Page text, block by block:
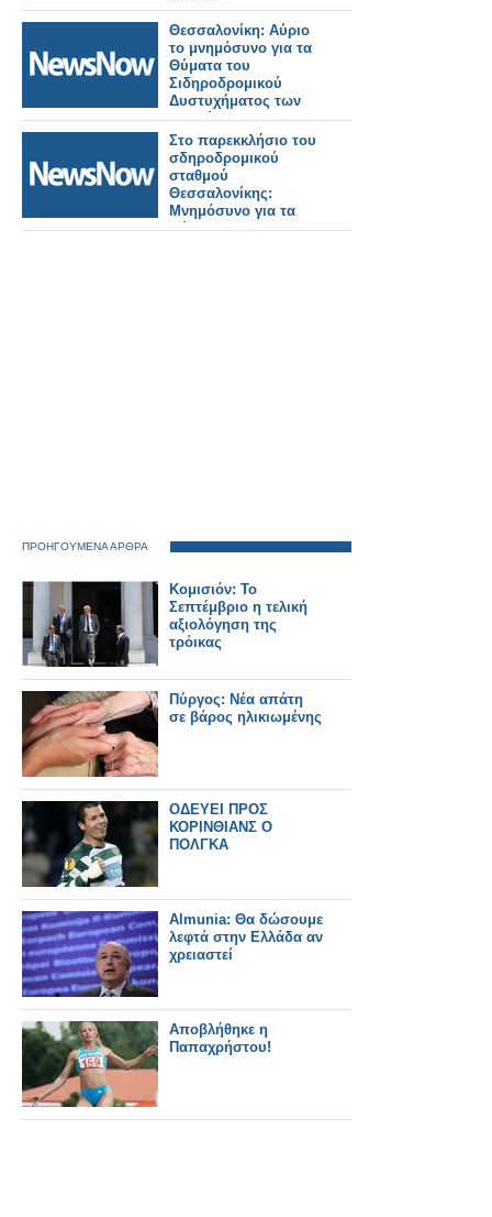
Θεσσαλονίκη: Αύριο
το μνημόσυνο για τα
Θύματα του
Σιδηροδρομικού
Δυστυχήματος των
Τεμπών
Στο παρεκκλήσιο του
σδηροδρομικού
σταθμού
Θεσσαλονίκης:
Μνημόσυνο για τα
Θύματα του
ΠΡΟΗΓΟΥΜΕΝΑ ΑΡΘΡΑ
Κομισιόν: Το
Σεπτέμβριο η τελική
αξιολόγηση της
τρόικας
Πύργος: Νέα απάτη
σε βάρος ηλικιωμένης
ΟΔΕΥΕΙ ΠΡΟΣ
ΚΟΡΙΝΘΙΑΝΣ Ο
ΠΟΛΓΚΑ
Almunia: Θα δώσουμε
λεφτά στην Ελλάδα αν
χρειαστεί
Αποβλήθηκε η
Παπαχρήστου!